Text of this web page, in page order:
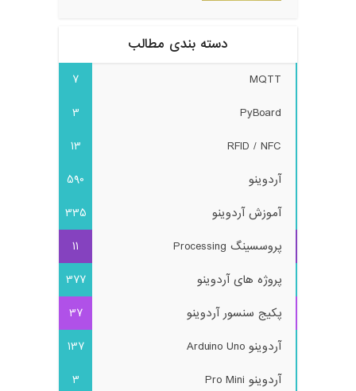
دسته بندی مطالب
MQTT
7
PyBoard
3
RFID / NFC
13
آردوینو
590
آموزش آردوینو
335
پروسسینگ Processing
11
پروژه های آردوینو
377
پکیج سنسور آردوینو
37
آردوینو Arduino Uno
137
آردوینو Pro Mini
3